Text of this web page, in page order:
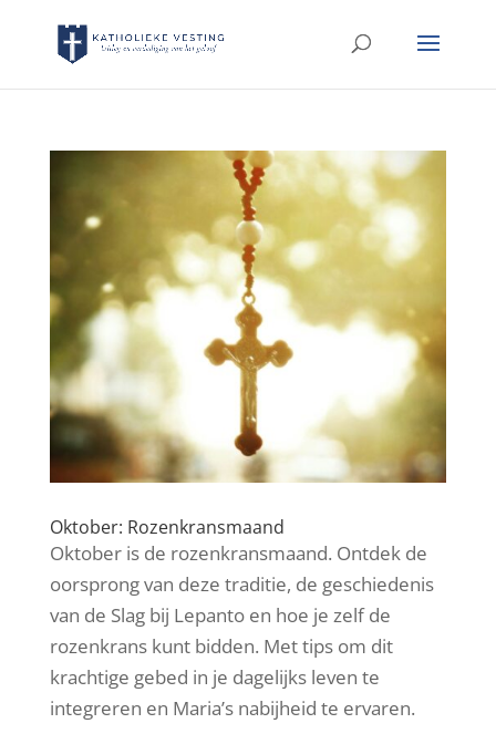
Oktober: Rozenkransmaand
Oktober is de rozenkransmaand. Ontdek de
oorsprong van deze traditie, de geschiedenis
van de Slag bij Lepanto en hoe je zelf de
rozenkrans kunt bidden. Met tips om dit
krachtige gebed in je dagelijks leven te
integreren en Maria’s nabijheid te ervaren.